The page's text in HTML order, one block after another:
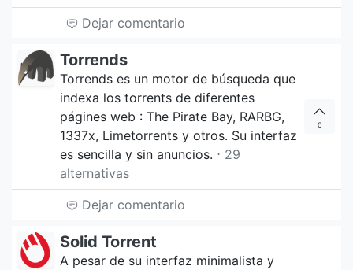
Dejar comentario
Torrends
Torrends es un motor de búsqueda que
indexa los torrents de diferentes
págines web : The Pirate Bay, RARBG,
1337x, Limetorrents y otros. Su interfaz
es sencilla y sin anuncios. ⋅ 29
alternativas
0
Dejar comentario
Solid Torrent
A pesar de su interfaz minimalista y